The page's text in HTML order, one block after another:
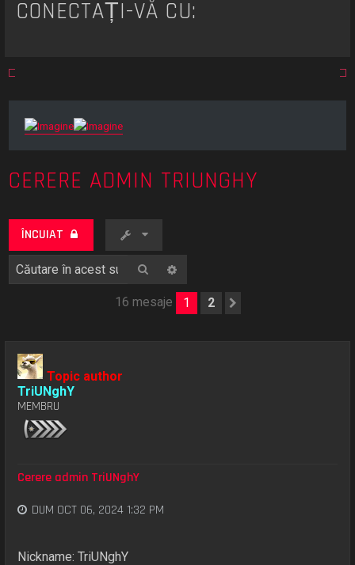
CONECTAȚI-VĂ CU:
CERERE ADMIN TRIUNGHY
ÎNCUIAT
Căutare
16 mesaje 1 2
Topic author
TriUNghY
MEMBRU
Cerere admin TriUNghY
DUM OCT 06, 2024 1:32 PM
Nickname: TriUNghY